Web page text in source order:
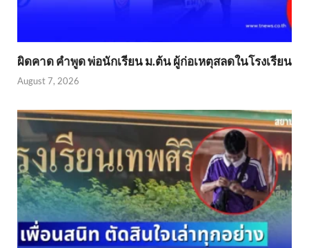
ผิดคาด คำพูด พ่อนักเรียน ม.ต้น ผู้ก่อเหตุสลดในโรงเรียน
August 7, 2026